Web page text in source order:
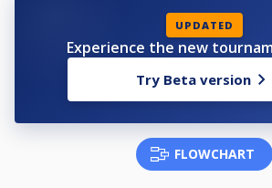
I tillegg til vanlige kioskvarer vil vi gjennom
pølse med brød og meir. Vi tilbyr også dagskaffe
Pris for maten og banketten er kr.300,-! Der øl, vin
i tillegg. Påmelding til tlf. 4510890 (Banketten er
UPDATED
Experience the new
Try Beta version
FLOWCHART